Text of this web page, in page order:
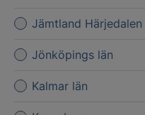
Jämtland Härjedalen
Jönköpings län
Kalmar län